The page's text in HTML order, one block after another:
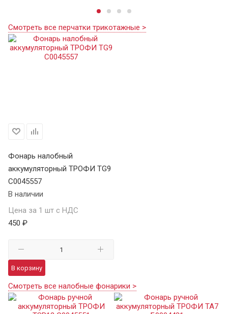
Смотреть все перчатки трикотажные >
Фонарь налобный
аккумуляторный ТРОФИ TG9
C0045557
В наличии
Цена за 1 шт с НДС
450 ₽
В корзину
Смотреть все налобные фонарики >